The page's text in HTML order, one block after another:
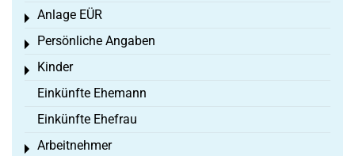
Anlage EÜR
Toggle menu
Persönliche Angaben
Toggle menu
Kinder
Toggle menu
Einkünfte Ehemann
Einkünfte Ehefrau
Arbeitnehmer
Toggle menu